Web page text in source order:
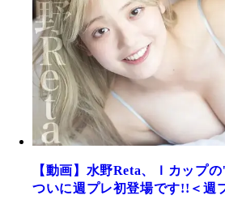
【動画】水野Reta、Ｉカップ
ついに週プレ初登場です!!＜週